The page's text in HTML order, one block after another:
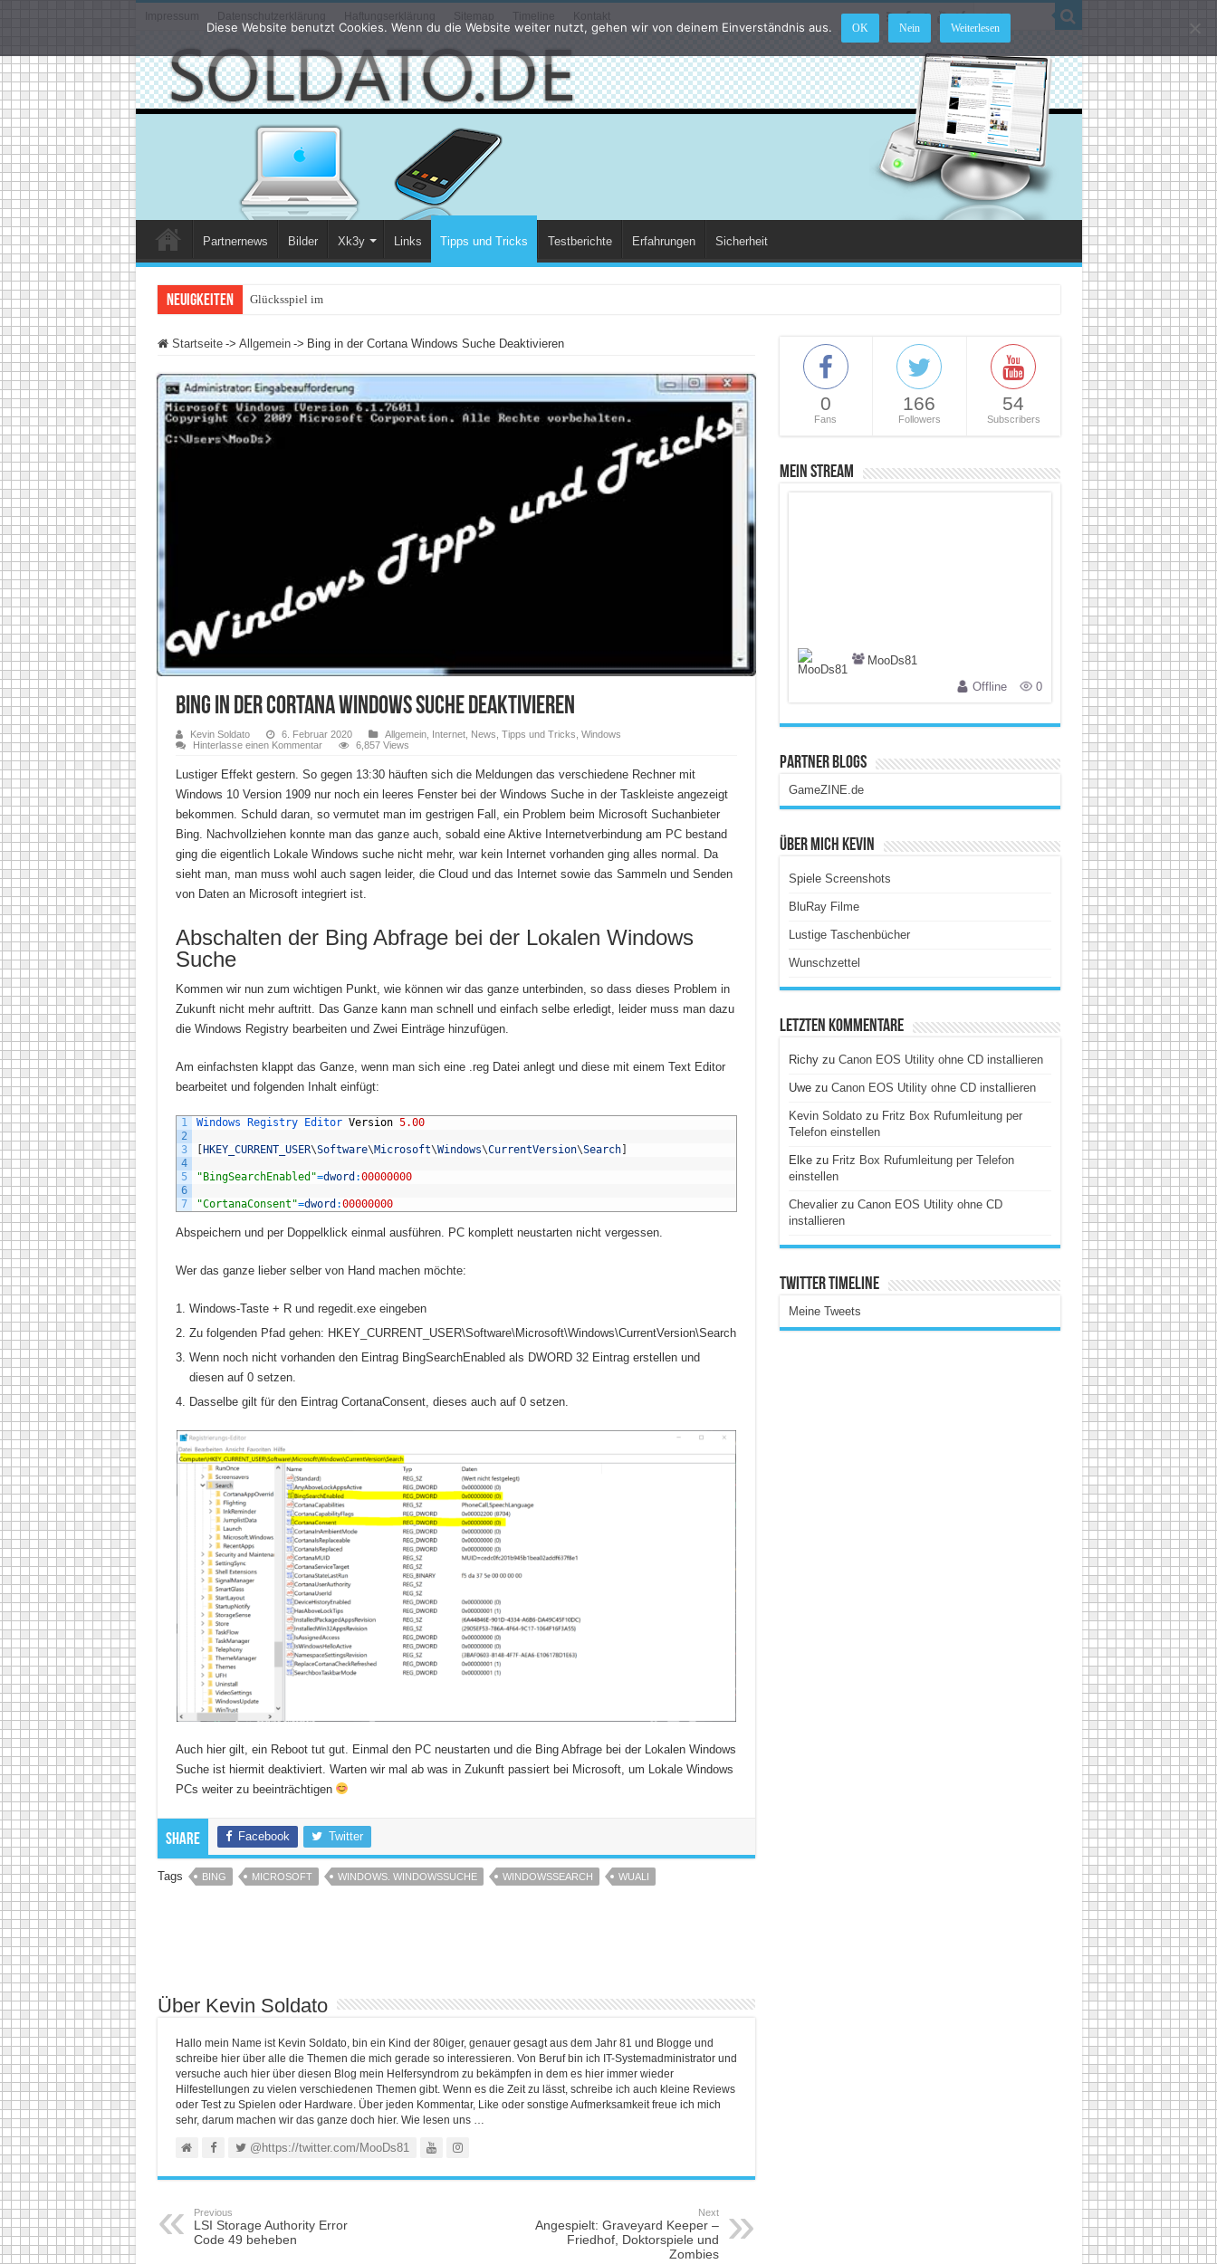
Impressum Datenschutzerklärung Haftungserklärung Sitemap Timeline Kontakt
Partnernews Bilder Xk3y Links Tipps und Tricks Testberichte Erfahrungen Sicherheit
Neuigkeiten Glücksspiel im Internet: Was ändert si
Startseite -> Allgemein -> Bing in der Cortana Windows Suche Deaktivieren
Bing in der Cortana Windows Suche Deaktivieren
Kevin Soldato 6. Februar 2020 Allgemein, Internet, News Tipps und Tricks Windows
Hinterlasse einen Kommentar
6,857 Views
Lustiger Effekt gestern. So gegen 13:30 häuften sich die Meldungen das verschiedene Rechner mit
Windows 10 Version 1909 nur noch ein leeres Fenster bei der Windows Suche in der Taskleiste angezeigt
bekommen. Schuld daran, so vermutet man im gestrigen Fall, ein Problem beim Microsoft Suchanbieter
Bing. Nachvollziehen konnte man das ganze auch, sobald eine Aktive Internetverbindung am PC bestand
ging die eigentlich Lokale Windows suche nicht mehr, war kein Internet vorhanden ging alles normal. Da
sieht man, man muss wohl auch sagen leider, die Cloud und das Internet sowie das Sammeln und Senden
von Daten an Microsoft integriert ist.
Abschalten der Bing Abfrage bei der Lokalen Windows
Suche
Kommen wir nun zum wichtigen Punkt, wie können wir das ganze unterbinden, so dass dieses Problem in
Zukunft nicht mehr auftritt. Das Ganze kann man schnell und einfach selbe erledigt, leider muss man dazu
die Windows Registry bearbeiten und Zwei Einträge hinzufügen.
Am einfachsten klappt das Ganze, wenn man sich eine .reg Datei anlegt und diese mit einem Text Editor
bearbeitet und folgenden Inhalt einfügt:
1
2
3
4
5
6
7
Windows Registry Editor Version 5.00
HKEY_CURRENT_USER\Software\Microsoft\Windows\CurrentVersion\Search]
"BingSearchEnabled"=dword :00000000
"CortanaConsent"=dword :00000000
Abspeichern und per Doppelklick einmal ausführen. PC komplett neustarten nicht vergessen.
Wer das ganze lieber selber von Hand machen möchte:
Windows-Taste + R und regedit.exe eingeben
Zu folgenden Pfad gehen: HKEY_CURRENT_USER\Software\Microsoft\Windows\CurrentVersion\Search
Wenn noch nicht vorhanden den Eintrag BingSearchEnabled als DWORD 32 Eintrag erstellen und
diesen auf 0 setzen.
Dasselbe gilt für den Eintrag CortanaConsent, dieses auch auf 0 setzen.
Auch hier gilt, ein Reboot tut gut. Einmal den PC neustarten und die Bing Abfrage bei der Lokalen Windows
Suche ist hiermit deaktiviert. Warten wir mal ab was in Zukunft passiert bei Microsoft, um Lokale Windows
PCs weiter zu beeinträchtigen
Share Facebook Twitter
Tags BING MICROSOFT WINDOWS. WINDOWSSUCHE WINDOWSSEARCH WUALI
Über Kevin Soldato
Hallo mein Name ist Kevin Soldato, bin ein Kind der 80iger, genauer gesagt aus dem Jahr 81 und Blogge und
schreibe hier über alle die Themen die mich gerade so interessieren. Von Beruf bin ich IT-Systemadministrator und
versuche auch hier über diesen Blog mein Helfersyndrom zu bekämpfen in dem es hier immer wieder
Hilfestellungen zu vielen verschiedenen Themen gibt. Wenn es die Zeit zu lässt, schreibe ich auch kleine Reviews
oder Test zu Spielen oder Hardware. Über jeden Kommentar, Like oder sonstige Aufmerksamkeit freue ich mich
sehr, darum machen wir das ganze doch hier. Wie lesen uns …
@https://twitter.com/MooDs81
Previous
LSI Storage Authority Error
Code 49 beheben
Next
Angespielt: Graveyard Keeper –
Friedhof, Doktorspiele und
Zombies
0
Fans
166
Followers
54
Subscribers
Mein Stream
MooDs81
Offline
0
Partner Blogs
GameZINE.de
Über Mich Kevin
Spiele Screenshots
BluRay Filme
Lustige Taschenbücher
Wunschzettel
Letzten Kommentare
Richyzu Canon EOS Utility ohne CD installieren
Uwezu Canon EOS Utility ohne CD installieren
Kevin Soldatozu Fritz Box Rufumleitung per
Telefon einstellen
Elkezu Fritz Box Rufumleitung per Telefon
einstellen
Chevalierzu Canon EOS Utility ohne CD
installieren
Twitter Timeline
Meine Tweets
Diese Website benutzt Cookies. Wenn du die Website weiter nutzt, gehen wir von deinem Einverständnis aus. OK Nein Weiterlesen